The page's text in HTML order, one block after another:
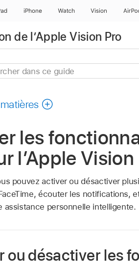
iPhone Watch Vision
de l’Apple Vision Pro
les
l’Apple Vision
pouvez activer ou désactiver
écouter les notifications,
assistance personnelle intelligente.
ou désactiver les